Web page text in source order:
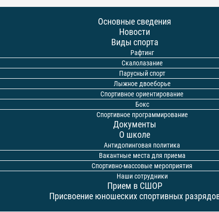
Основные сведения
Новости
Виды спорта
Рафтинг
Скалолазание
Парусный спорт
Лыжное двоеборье
Спортивное ориентирование
Бокс
Спортивное программирование
Документы
О школе
Антидопинговая политика
Вакантные места для приема
Спортивно-массовые мероприятия
Наши сотрудники
Прием в СШОР
Присвоение юношеских спортивных